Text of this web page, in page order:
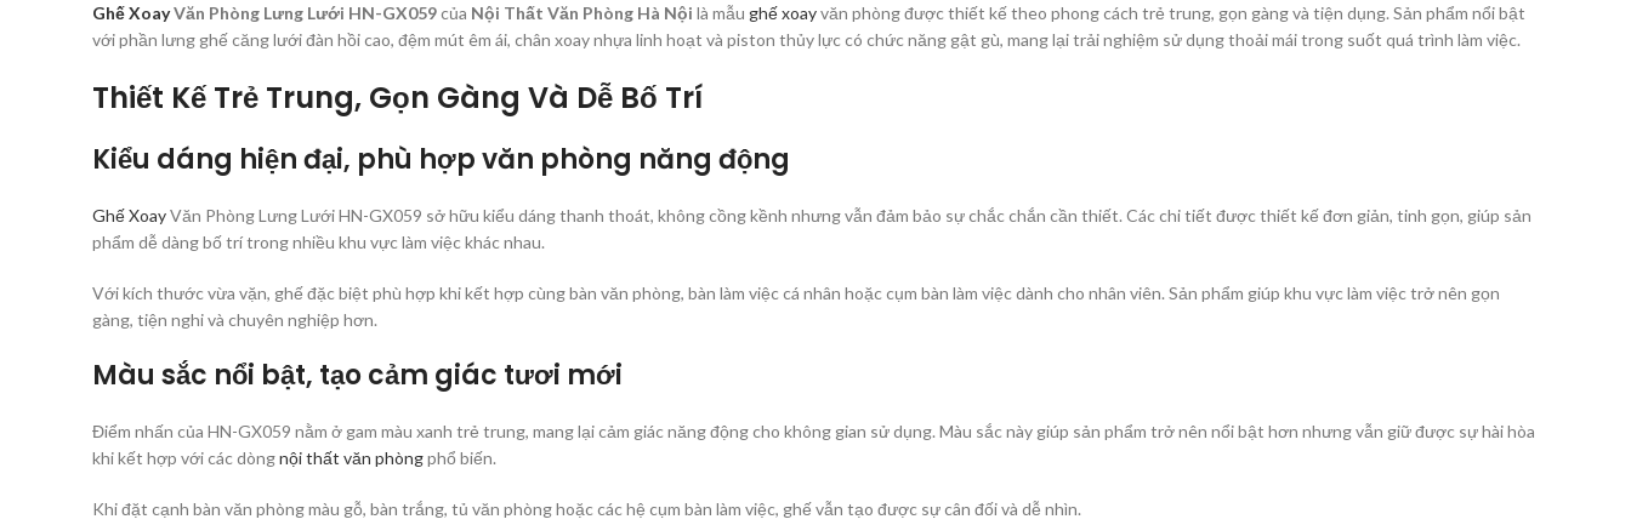
Ghế XoayVăn Phòng Lưng Lưới HN-GX059của Nội Thất Văn Phòng Hà Nội là mẫu ghế xoayvăn phòng được thiết kế theo phong cách trẻ trung, gọn gàng và tiện dụng. Sản phẩm nổi bật
với phần lưng ghế căng lưới đàn hồi cao, đệm mút êm ái, chân xoay nhựa linh hoạt và piston thủy lực có chức năng gật gù, mang lại trải nghiệm sử dụng thoải mái trong suốt quá trình làm việc.
Thiết Kế Trẻ Trung, Gọn Gàng Và Dễ Bố Trí
Kiểu dáng hiện đại, phù hợp văn phòng năng động
Ghế XoayVăn Phòng Lưng Lưới HN-GX059 sở hữu kiểu dáng thanh thoát, không cồng kềnh nhưng vẫn đảm bảo sự chắc chắn cần thiết. Các chi tiết được thiết kế đơn giản, tinh gọn, giúp sản
phẩm dễ dàng bố trí trong nhiều khu vực làm việc khác nhau.
Với kích thước vừa vặn, ghế đặc biệt phù hợp khi kết hợp cùng bàn văn phòng, bàn làm việc cá nhân hoặc cụm bàn làm việc dành cho nhân viên. Sản phẩm giúp khu vực làm việc trở nên gọn
gàng, tiện nghi và chuyên nghiệp hơn.
Màu sắc nổi bật, tạo cảm giác tươi mới
Điểm nhấn của HN-GX059 nằm ở gam màu xanh trẻ trung, mang lại cảm giác năng động cho không gian sử dụng. Màu sắc này giúp sản phẩm trở nên nổi bật hơn nhưng vẫn giữ được sự hài hòa
khi kết hợp với các dòngnội thất văn phòngphổ biến.
Khi đặt cạnh bàn văn phòng màu gỗ, bàn trắng, tủ văn phòng hoặc các hệ cụm bàn làm việc, ghế vẫn tạo được sự cân đối và dễ nhìn.